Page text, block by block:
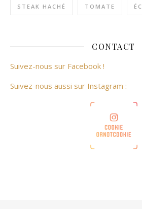
STEAK HACHÉ TOMATE
CONTACT
Suivez-nous sur Facebook !
Suivez-nous aussi sur Instagram :